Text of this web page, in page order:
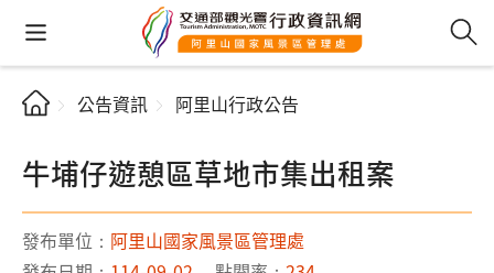
公告資訊 阿里山行政公告
牛埔仔遊憩區草地市集出租案
發布單位： 阿里山國家風景區管理處